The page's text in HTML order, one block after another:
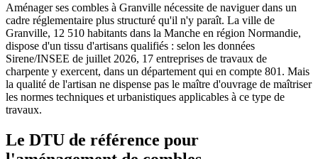
Aménager ses combles à Granville nécessite de naviguer dans un
cadre réglementaire plus structuré qu'il n'y paraît. La ville de
Granville, 12 510 habitants dans la Manche en région Normandie,
dispose d'un tissu d'artisans qualifiés : selon les données
Sirene/INSEE de juillet 2026, 17 entreprises de travaux de
charpente y exercent, dans un département qui en compte 801. Mais
la qualité de l'artisan ne dispense pas le maître d'ouvrage de maîtriser
les normes techniques et urbanistiques applicables à ce type de
travaux.
Le DTU de référence pour